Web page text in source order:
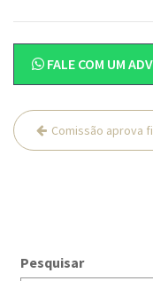
FALE COM UM
Navegação
de
Comissão aprova
Pesquisar